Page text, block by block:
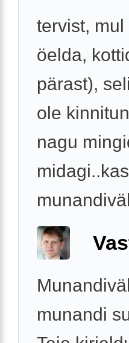
tervist,
öelda,
pärast),
ole
nagu
munandi